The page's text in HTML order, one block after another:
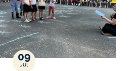
09
Jul